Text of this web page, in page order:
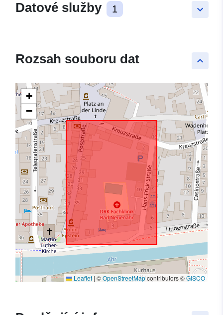
keyboard_arrow_down
Datové služby 1
keyboard_arrow_up
Rozsah souboru dat
+
−
Leaflet | ©OpenStreetMapcontributors ©GISCO